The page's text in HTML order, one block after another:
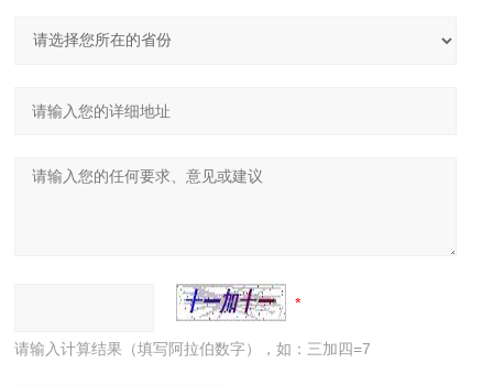
请输入计算结果（填写阿拉伯数字），如：三加四=7